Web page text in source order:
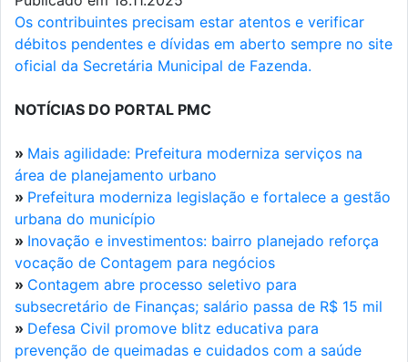
Os contribuintes precisam estar atentos e verificar
débitos pendentes e dívidas em aberto sempre no site
oficial da Secretária Municipal de Fazenda.
NOTÍCIAS DO PORTAL PMC
» Mais agilidade: Prefeitura moderniza serviços na
área de planejamento urbano
» Prefeitura moderniza legislação e fortalece a gestão
urbana do município
» Inovação e investimentos: bairro planejado reforça
vocação de Contagem para negócios
» Contagem abre processo seletivo para
subsecretário de Finanças; salário passa de R$ 15 mil
» Defesa Civil promove blitz educativa para
prevenção de queimadas e cuidados com a saúde